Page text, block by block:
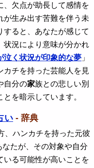
、欠点が助長して感情を
が生み出す苦難を伴う未
すると、あなたが感じて
状況により意味が分かれ
泣く状況が印象的な夢 」
カチを持った芸能人を見
自分の家族との悲しい別
を暗示しています。
い - 辞典
、ハンカチを持った元彼
たが、その対象や自分
いる可能性が高いことを